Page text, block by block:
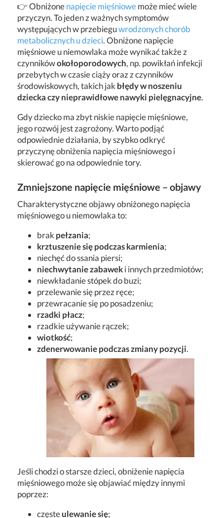
👉 Obniżonenapięcie mięśniowemoże mieć wiele
przyczyn. To jeden z ważnych symptomów
występujących w przebieguwrodzonych chorób
metabolicznych u dzieci. Obniżone napięcie
mięśniowe u niemowlaka może wynikać także z
czynnikówokołoporodowych, np. powikłań infekcji
przebytych w czasie ciąży oraz z czynników
środowiskowych, takich jak błędy w noszeniu
dziecka czy nieprawidłowe nawyki pielęgnacyjne.
Gdy dziecko ma zbyt niskie napięcie mięśniowe,
jego rozwój jest zagrożony. Warto podjąć
odpowiednie działania, by szybko odkryć
przyczynę obniżenia napięcia mięśniowego i
skierować go na odpowiednie tory.
Zmniejszone napięcie mięśniowe – objawy
Charakterystyczne objawy obniżonego napięcia
mięśniowego u niemowlaka to:
brak pełzania;
krztuszenie się podczas karmienia;
niechęć do ssania piersi;
niechwytanie zabaweki innych przedmiotów;
niewkładanie stópek do buzi;
przelewanie się przez ręce;
przewracanie się po posadzeniu;
rzadki płacz;
rzadkie używanie rączek;
wiotkość;
zdenerwowanie podczas zmiany pozycji.
Jeśli chodzi o starsze dzieci, obniżenie napięcia
mięśniowego może się objawiać między innymi
poprzez:
częsteulewanie się;